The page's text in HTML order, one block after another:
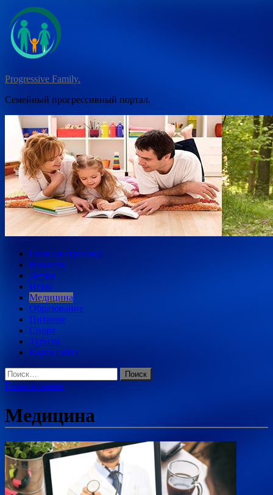
Перейти
содержимому
Progressive Family.
Семейный прогрессивный портал.
Главная страница
Новости
Детям
Игры
Медицина
Образование
Питание
Спорт
Туризм
Карта сайта
Найти:
Главное меню
Медицина